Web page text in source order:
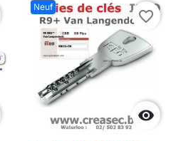
Neuf

favorite_border